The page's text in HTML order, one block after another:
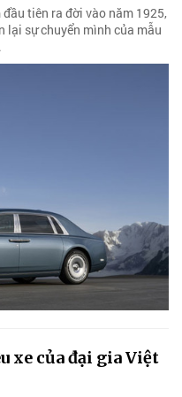
tiên ra đời vào năm 1925,
lại sự chuyển mình của mẫu
xe của đại gia Việt